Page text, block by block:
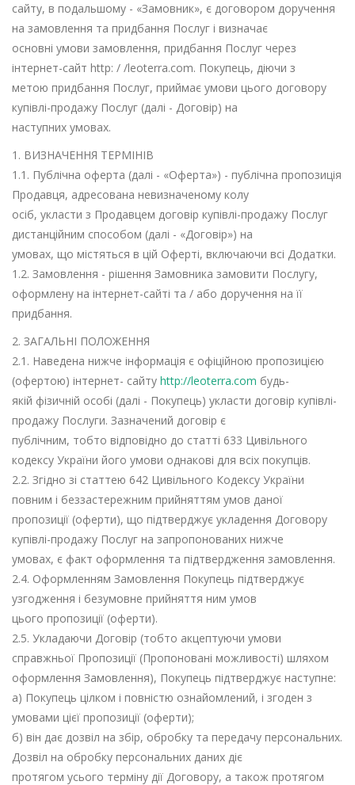
сайту, в подальшому - «Замовник», є договором доручення
на замовлення та придбання Послуг і визначає
основні умови замовлення, придбання Послуг через
інтернет-сайт http: / /leoterra.com. Покупець, діючи з
метою придбання Послуг, приймає умови цього договору
купівлі-продажу Послуг (далі - Договір) на
наступних умовах.
1. ВИЗНАЧЕННЯ ТЕРМІНІВ
1.1. Публічна оферта (далі - «Оферта») - публічна пропозиція
Продавця, адресована невизначеному колу
осіб, укласти з Продавцем договір купівлі-продажу Послуг
дистанційним способом (далі - «Договір») на
умовах, що містяться в цій Оферті, включаючи всі Додатки.
1.2. Замовлення - рішення Замовника замовити Послугу,
оформлену на інтернет-сайті та / або доручення на її
придбання.
2. ЗАГАЛЬНІ ПОЛОЖЕННЯ
2.1. Наведена нижче інформація є офіційною пропозицією
(офертою) інтернет- сайту http://leoterra.com будь-
якій фізичній особі (далі - Покупець) укласти договір купівлі-
продажу Послуги. Зазначений договір є
публічним, тобто відповідно до статті 633 Цивільного
кодексу України його умови однакові для всіх покупців.
2.2. Згідно зі статтею 642 Цивільного Кодексу України
повним і беззастережним прийняттям умов даної
пропозиції (оферти), що підтверджує укладення Договору
купівлі-продажу Послуг на запропонованих нижче
умовах, є факт оформлення та підтвердження замовлення.
2.4. Оформленням Замовлення Покупець підтверджує
узгодження і безумовне прийняття ним умов
цього пропозиції (оферти).
2.5. Укладаючи Договір (тобто акцептуючи умови
справжньої Пропозиції (Пропоновані можливості) шляхом
оформлення Замовлення), Покупець підтверджує наступне:
а) Покупець цілком і повністю ознайомлений, і згоден з
умовами цієї пропозиції (оферти);
б) він дає дозвіл на збір, обробку та передачу персональних.
Дозвіл на обробку персональних даних діє
протягом усього терміну дії Договору, а також протягом